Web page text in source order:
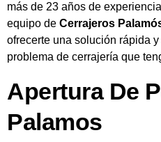
más de 23 años de
equipo de Cerrajeros
ofrecerte una solución rápida
problema de cerrajería que
Apertura De
Palamos